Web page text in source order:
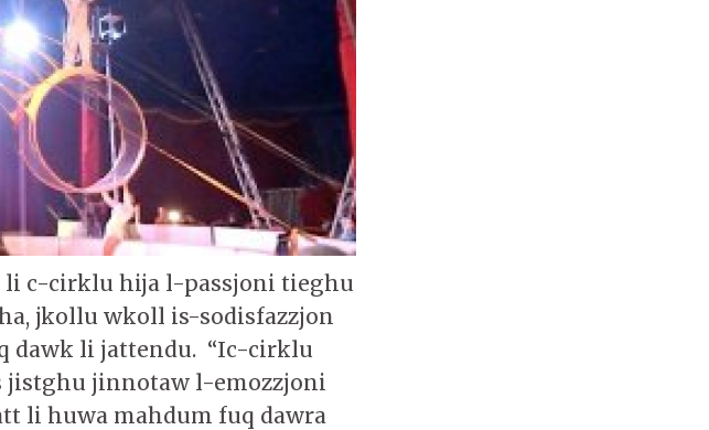
li c-cirklu hija l-passjoni tieghu
jkollu wkoll is-sodisfazzjon
dawk li jattendu. “Ic-cirklu
jinnotaw l-emozzjoni
li huwa mahdum fuq dawra